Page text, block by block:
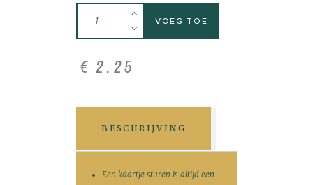
VOEG TOE
€ 2. 25
BESCHRIJVING
Een kaartje sturen is altijd een